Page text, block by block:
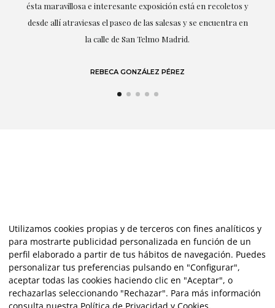
ésta maravillosa e interesante exposición está en recoletos y
desde allí atraviesas el paseo de las salesas y se encuentra en
la calle de San Telmo Madrid.
REBECA GONZÁLEZ PÉREZ
Utilizamos cookies propias y de terceros con fines analíticos y
para mostrarte publicidad personalizada en función de un
perfil elaborado a partir de tus hábitos de navegación. Puedes
personalizar tus preferencias pulsando en "Configurar",
aceptar todas las cookies haciendo clic en "Aceptar", o
rechazarlas seleccionando "Rechazar". Para más información